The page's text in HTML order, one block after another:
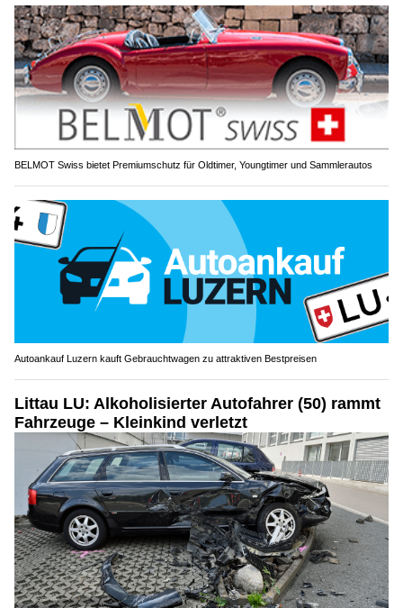
BELMOT Swiss bietet Premiumschutz für Oldtimer, Youngtimer und Sammlerautos
Autoankauf Luzern kauft Gebrauchtwagen zu attraktiven Bestpreisen
Littau LU: Alkoholisierter Autofahrer (50) rammt
Fahrzeuge – Kleinkind verletzt